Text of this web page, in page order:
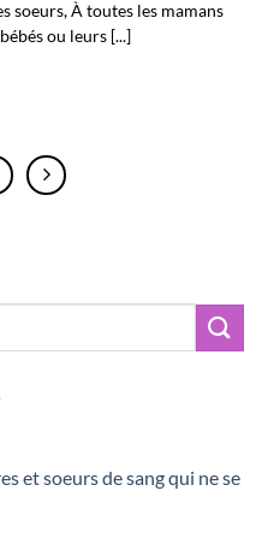
soeurs, À toutes les mamans
ou leurs [...]
et soeurs de sang qui ne se